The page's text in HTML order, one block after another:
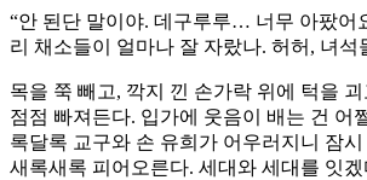
“안 된단 말이야. 데구루루… 너무 아팠어
리 채소들이 얼마나 잘 자랐나. 허허, 녀석
목을 쭉 빼고, 깍지 낀 손가락 위에 턱을
점점 빠져든다. 입가에 웃음이 배는 건 어
록달록 교구와 손 유희가 어우러지니 잠시
새록새록 피어오른다. 세대와 세대를 잇